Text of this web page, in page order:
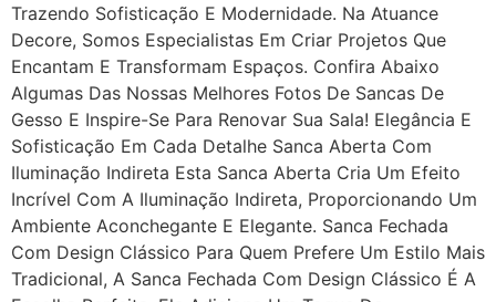
Trazendo Sofisticação E Modernidade. Na Atuance
Decore, Somos Especialistas Em Criar Projetos Que
Encantam E Transformam Espaços. Confira Abaixo
Algumas Das Nossas Melhores Fotos De Sancas De
Gesso E Inspire-Se Para Renovar Sua Sala! Elegância E
Sofisticação Em Cada Detalhe Sanca Aberta Com
Iluminação Indireta Esta Sanca Aberta Cria Um Efeito
Incrível Com A Iluminação Indireta, Proporcionando Um
Ambiente Aconchegante E Elegante. Sanca Fechada
Com Design Clássico Para Quem Prefere Um Estilo Mais
Tradicional, A Sanca Fechada Com Design Clássico É A